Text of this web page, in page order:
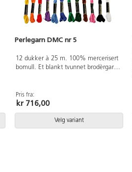
Perlegarn DMC nr 5
12 dukker à 25 m. 100% mercerisert
bomull. Et blankt tvunnet brodèrgarn.
klasse I (Standard 100). PVC-fri.
Pris fra:
kr 716,00
Velg variant